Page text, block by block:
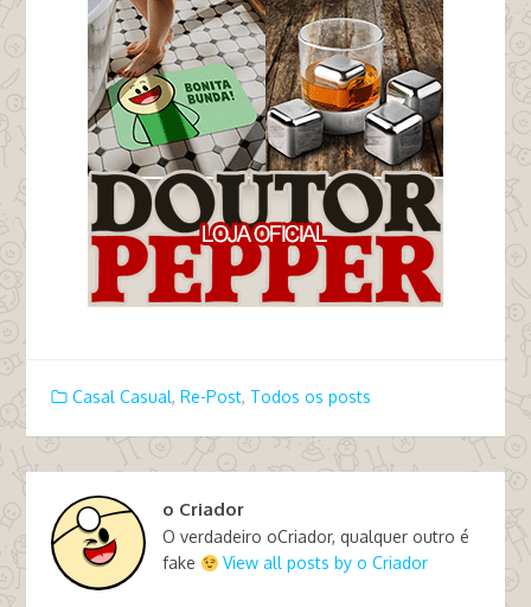
Casal Casual, Re-Post, Todos os posts
o Criador
O verdadeiro oCriador, qualquer outro é
fake
View all posts by o Criador